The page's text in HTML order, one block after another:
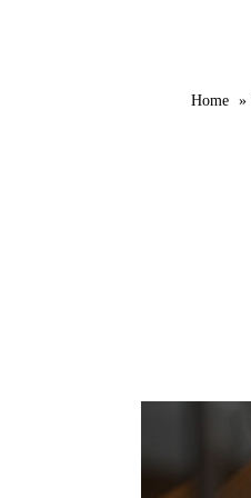
Home